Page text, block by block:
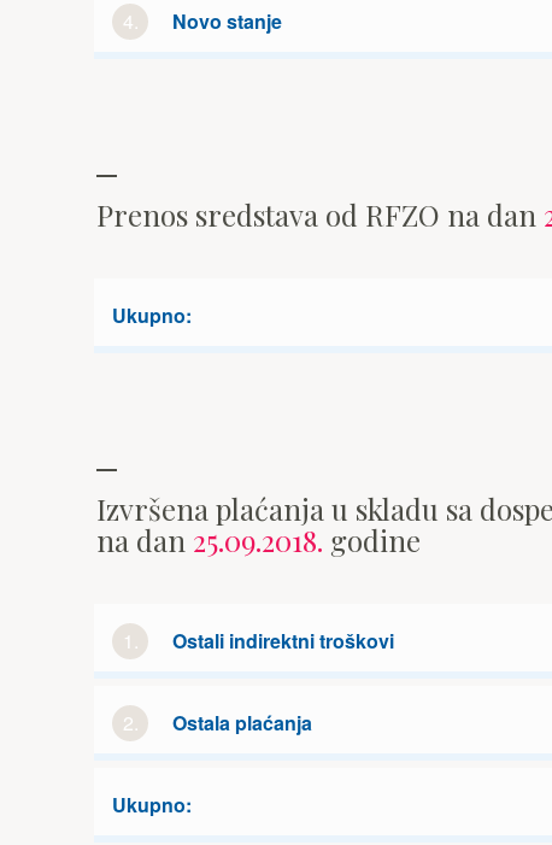
4. Novo stanje
Prenos sredstava od RFZO na dan
Ukupno:
Izvršena plaćanja u skladu sa
na dan 25.09.2018. godine
1. Ostali indirektni troškovi
2. Ostala plaćanja
Ukupno: